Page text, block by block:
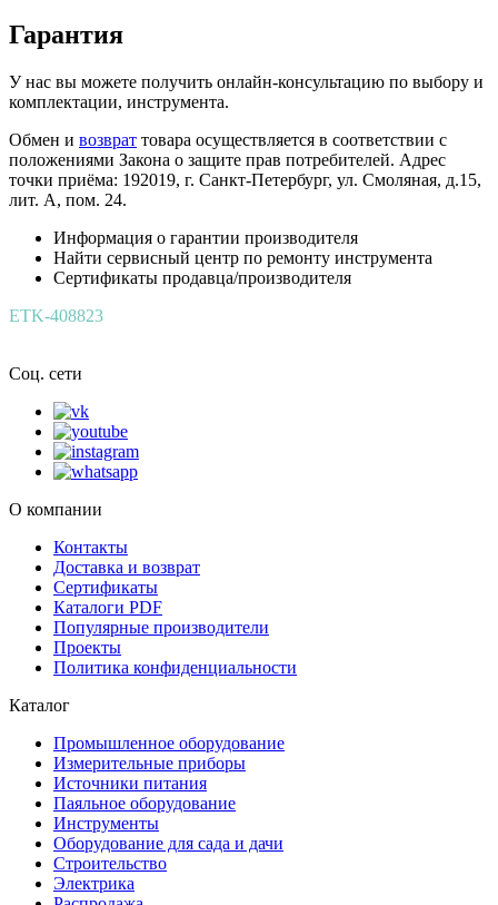
Гарантия
У нас вы можете получить онлайн-консультацию по выбору и
комплектации, инструмента.
Обмен и возврат товара осуществляется в соответствии с
положениями Закона о защите прав потребителей. Адрес
точки приёма: 192019, г. Санкт-Петербург, ул. Смоляная, д.15,
лит. А, пом. 24.
Информация о гарантии производителя
Найти сервисный центр по ремонту инструмента
Сертификаты продавца/производителя
ETK-408823
Соц. сети
О компании
Контакты
Доставка и возврат
Сертификаты
Каталоги PDF
Популярные производители
Проекты
Политика конфиденциальности
Каталог
Промышленное оборудование
Измерительные приборы
Источники питания
Паяльное оборудование
Инструменты
Оборудование для сада и дачи
Строительство
Электрика